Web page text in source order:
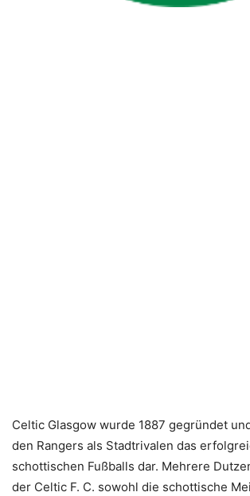
Celtic Glasgow wurde 1887 gegründet
den Rangers als Stadtrivalen das
schottischen Fußballs dar. Mehrere
der Celtic F. C. sowohl die schottische